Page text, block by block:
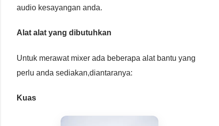
audio kesayangan anda.
Alat alat yang dibutuhkan
Untuk merawat mixer ada beberapa alat bantu yang
perlu anda sediakan,diantaranya:
Kuas